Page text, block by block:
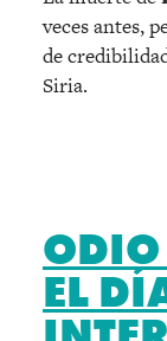
veces antes,
de
Siria.
ODIO
EL